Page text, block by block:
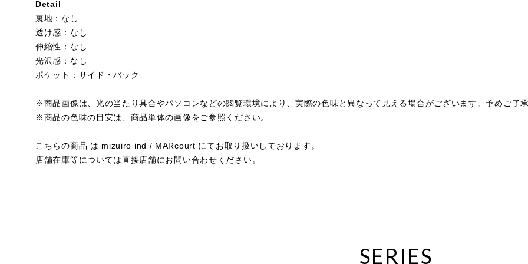
Detail
裏地：なし
透け感：なし
伸縮性：なし
光沢感：なし
ポケット：サイド・バック
※商品画像は、光の当たり具合やパソコンなどの閲覧環境により、実際の色味と異なって見える場合がございます。予めご了承
※商品の色味の目安は、商品単体の画像をご参照ください。
こちらの商品 は mizuiro ind / MARcourt にてお取り扱いしております。
店舗在庫等については直接店舗にお問い合わせください。
SERIES